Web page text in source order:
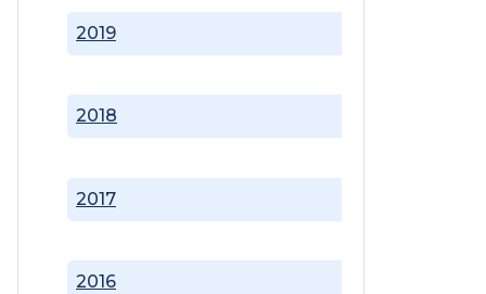
2016
2017
2018
2019